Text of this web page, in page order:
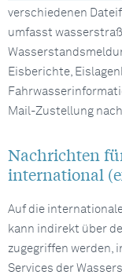
verschiedenen
umfasst
Eisberichte,
Mail-Zustellung
Nachrichten
international
Auf die
kann indirekt über
zugegriffen werden,
Services der